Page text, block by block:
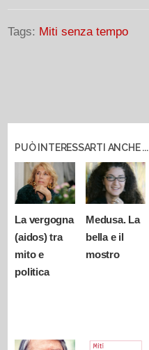
Tags: Miti senza tempo
PUÒ INTERESSARTI ANCHE ...
La vergogna
(aidos) tra
mito e
politica
Medusa. La
bella e il
mostro